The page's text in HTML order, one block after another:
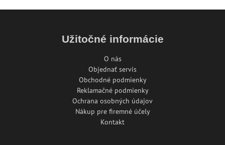
Užitočné informácie
O nás
Objednať servis
Obchodné podmienky
Reklamačné podmienky
Ochrana osobných údajov
Nákup pre firemné účely
Kontakt